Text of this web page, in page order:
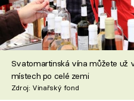
Svatomartinská vína můžete už
místech po celé zemi
Zdroj: Vinařský fond